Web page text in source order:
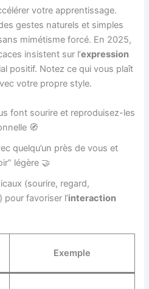
votre apprentissage.
gestes naturels et simples
mimétisme forcé. En 2025,
insistent sur l’expression
positif. Notez ce qui vous plaît
votre propre style.
font sourire et reproduisez-les
🧭
quelqu’un près de vous et
légère 🤝
(sourire, regard,
favoriser l’interaction
Exemple